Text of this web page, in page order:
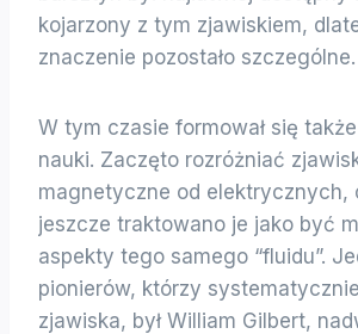
kojarzony z tym zjawiskiem,
znaczenie pozostało szczególne.
W tym czasie formował się
nauki. Zaczęto rozróżniać
magnetyczne od elektrycznych,
jeszcze traktowano je jako być
aspekty tego samego “fluidu”.
pionierów, którzy
zjawiska, był William Gilbert,